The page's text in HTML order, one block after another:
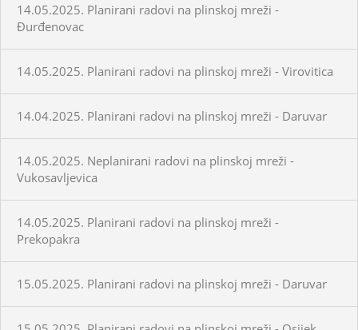
14.05.2025. Planirani radovi na plinskoj mreži -
Đurđenovac
14.05.2025. Planirani radovi na plinskoj mreži - Virovitica
14.04.2025. Planirani radovi na plinskoj mreži - Daruvar
14.05.2025. Neplanirani radovi na plinskoj mreži -
Vukosavljevica
14.05.2025. Planirani radovi na plinskoj mreži -
Prekopakra
15.05.2025. Planirani radovi na plinskoj mreži - Daruvar